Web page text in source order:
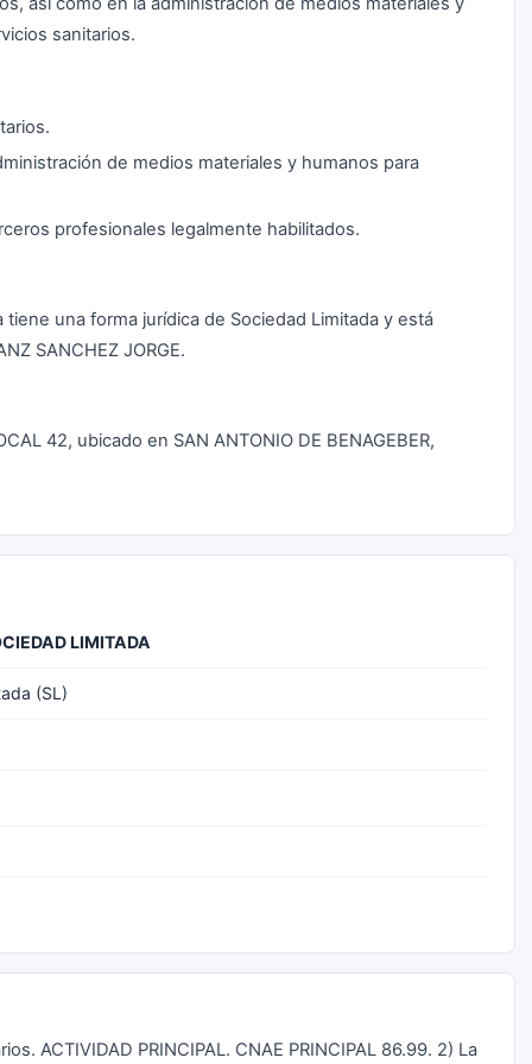
sanitarios.
de medios materiales y humanos para
profesionales legalmente habilitados.
una forma jurídica de Sociedad Limitada y está
SANCHEZ JORGE.
42, ubicado en SAN ANTONIO DE BENAGEBER,
LIMITADA
(SL)
ACTIVIDAD PRINCIPAL. CNAE PRINCIPAL 86.99. 2) La